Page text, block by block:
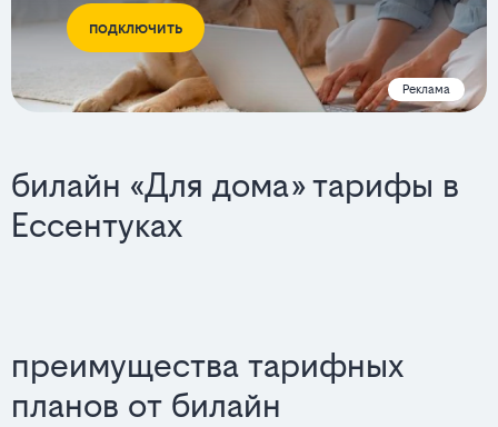
подключить
Реклама
билайн «Для дома» тарифы в
Ессентуках
преимущества тарифных
планов от билайн